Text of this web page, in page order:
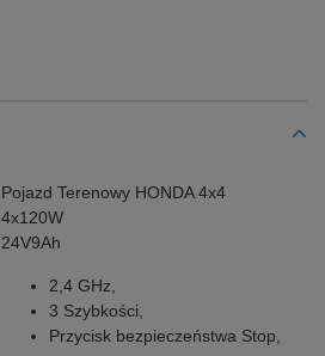
Pojazd Terenowy HONDA 4x4
4x120W
24V9Ah
2,4 GHz,
3 Szybkości,
Przycisk bezpieczeństwa Stop,